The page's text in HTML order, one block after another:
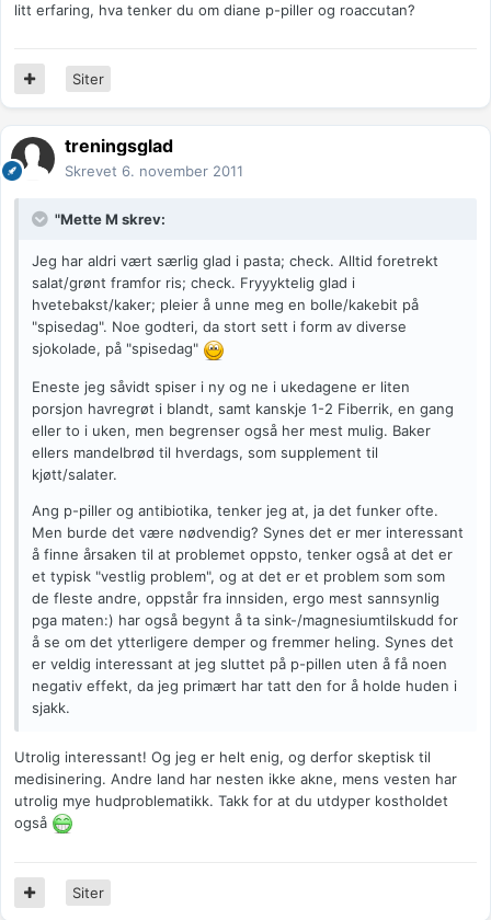
litt erfaring, hva tenker du om diane p-piller og roaccutan?
Siter
treningsglad
Skrevet 6. november 2011
"Mette M skrev:
Jeg har aldri vært særlig glad i pasta; check. Alltid foretrekt
salat/grønt framfor ris; check. Fryyyktelig glad i
hvetebakst/kaker; pleier å unne meg en bolle/kakebit på
"spisedag". Noe godteri, da stort sett i form av diverse
sjokolade, på "spisedag"
Eneste jeg såvidt spiser i ny og ne i ukedagene er liten
porsjon havregrøt i blandt, samt kanskje 1-2 Fiberrik, en gang
eller to i uken, men begrenser også her mest mulig. Baker
ellers mandelbrød til hverdags, som supplement til
kjøtt/salater.
Ang p-piller og antibiotika, tenker jeg at, ja det funker ofte.
Men burde det være nødvendig? Synes det er mer interessant
å finne årsaken til at problemet oppsto, tenker også at det er
et typisk "vestlig problem", og at det er et problem som som
de fleste andre, oppstår fra innsiden, ergo mest sannsynlig
pga maten:) har også begynt å ta sink-/magnesiumtilskudd for
å se om det ytterligere demper og fremmer heling. Synes det
er veldig interessant at jeg sluttet på p-pillen uten å få noen
negativ effekt, da jeg primært har tatt den for å holde huden i
sjakk.
Utrolig interessant! Og jeg er helt enig, og derfor skeptisk til
medisinering. Andre land har nesten ikke akne, mens vesten har
utrolig mye hudproblematikk. Takk for at du utdyper kostholdet
også
Siter